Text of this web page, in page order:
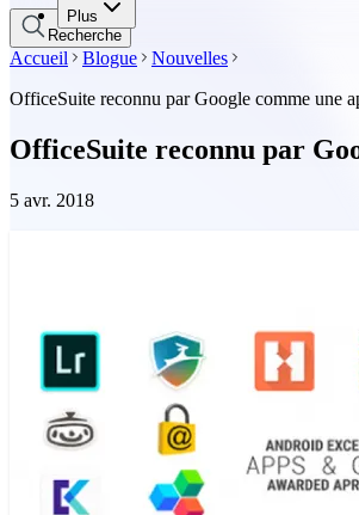
Plus
Recherche
Accueil Blogue
Nouvelles
OfficeSuite reconnu par Google comme une
OfficeSuite reconnu par
5 avr. 2018